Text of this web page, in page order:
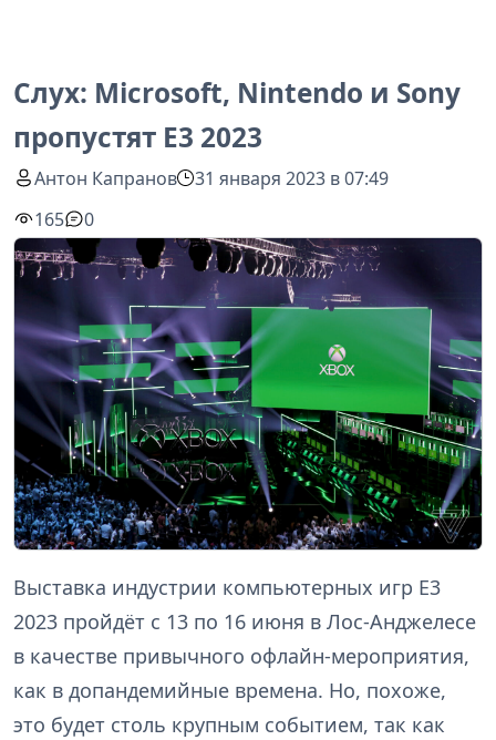
Слух: Microsoft, Nintendo и Sony
пропустят E3 2023
Антон Капранов
31 января 2023 в 07:49
165
0
Выставка индустрии компьютерных игр E3
2023 пройдёт с 13 по 16 июня в Лос-Анджелесе
в качестве привычного офлайн-мероприятия,
как в допандемийные времена. Но, похоже,
это будет столь крупным событием, так как